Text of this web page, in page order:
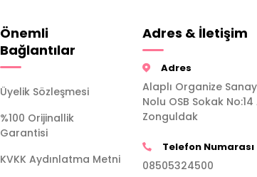
Önemli
Bağlantılar
Üyelik Sözleşmesi
%100 Orijinallik
Garantisi
KVKK Aydınlatma Metni
Adres & İletişim
Adres
Alaplı Organize
Nolu OSB Sokak
Zonguldak
Telefon Numarası
08505324500